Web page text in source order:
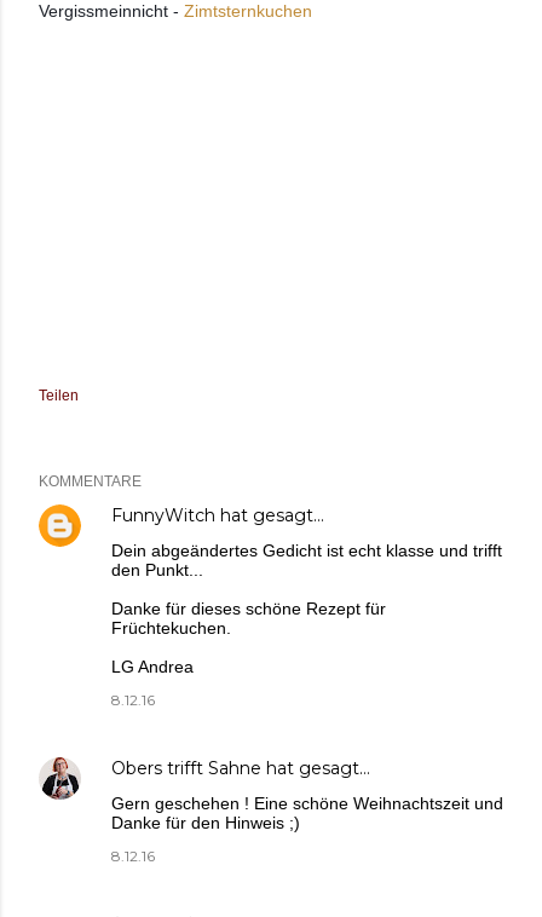
Vergissmeinnicht - Zimtsternkuchen
Teilen
KOMMENTARE
FunnyWitch hat gesagt…
Dein abgeändertes Gedicht ist echt klasse und trifft
den Punkt...
Danke für dieses schöne Rezept für
Früchtekuchen.
LG Andrea
8.12.16
Obers trifft Sahne hat gesagt…
Gern geschehen ! Eine schöne Weihnachtszeit und
Danke für den Hinweis ;)
8.12.16